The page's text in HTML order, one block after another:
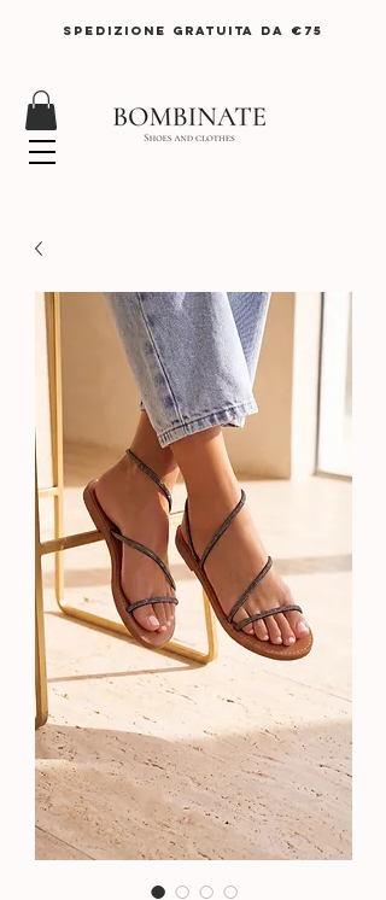
SPEDIZIONE GRATUITA DA €75